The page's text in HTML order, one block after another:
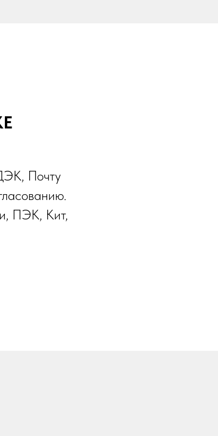
Почту
ПЭК, Кит,